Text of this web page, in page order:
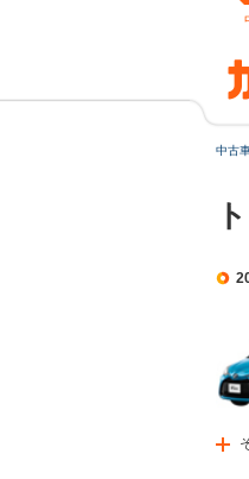
中古